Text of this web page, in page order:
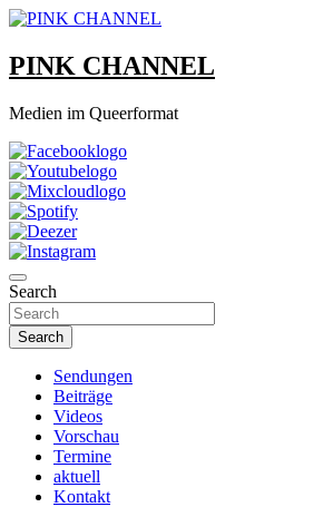
Skip
content
PINK CHANNEL
Medien im Queerformat
Search
Search
Sendungen
Beiträge
Videos
Vorschau
Termine
aktuell
Kontakt